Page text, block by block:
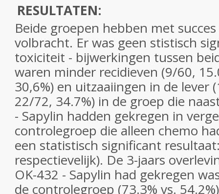
RESULTATEN:
Beide groepen hebben met
volbracht. Er was geen stistisch
toxiciteit - bijwerkingen tussen
waren minder recidieven (9/60,
30,6%) en uitzaaiingen in de lever
22/72, 34.7%) in de groep die
- Sapylin hadden gekregen in
controlegroep die alleen chemo
een statistisch significant
respectievelijk). De 3-jaars
OK-432 - Sapylin had gekregen
de controlegroep (73.3% vs.